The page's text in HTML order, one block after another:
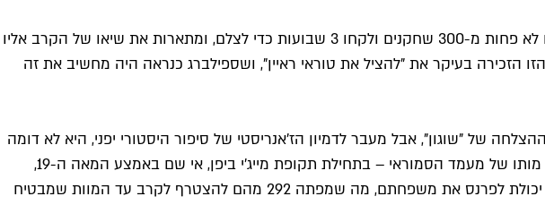
4 דקות בדיוק אורכת סצינת הפתיחה של "אל המלחמה: הסמוראי השורד". 4 דקות דחוסות ומרהיבות, שכללו לא פחות מ-300 שחקנים ולקחו 3 שבועות כדי לצלם, ומתארות את שיאו של הקרב אליו
הזכירה בעיקר את "להציל את טוראי ראיין", ושספילברג כנראה היה מחשיב את זה
של "שוגון", אבל מעבר לדמיון הז'אנריסטי של סיפור היסטורי יפני, היא לא דומה
בהרבה ללהיט של FX. במקום אפוס היסטורי ארוך, היא מתמקדת ברגע אחד בהיסטוריה היפנית שמסמל את מותו של מעמד הסמוראי – בתחילת תקופת מייג'י ביפן, אי שם באמצע המאה ה-19,
מקצוע הסמוראי הולך ופוחת מול תהליך מודרניזציה שעוברת המדינה, ולוחמים רבים מוצאים את עצמם ללא יכולת לפרנס את משפחתם, מה שמפתה 292 מהם להצטרף לקרב עד המוות שמבטיח